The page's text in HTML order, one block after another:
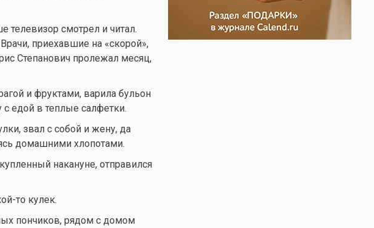
телевизор смотрел и читал.
приехавшие на «скорой»,
Степанович пролежал месяц,
и фруктами, варила бульон
с едой в теплые салфетки.
звал с собой и жену, да
домашними хлопотами.
накануне, отправился
то кулек.
пончиков, рядом с домом